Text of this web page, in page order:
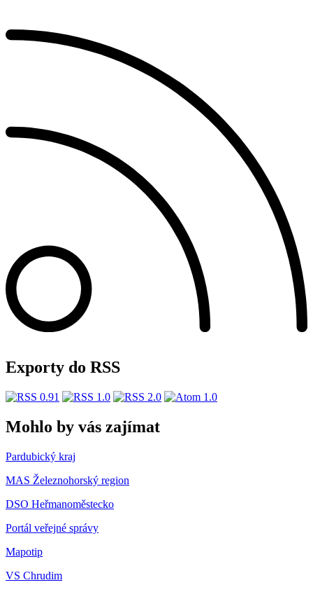
Exporty do RSS
Mohlo by vás zajímat
Pardubický kraj
MAS Železnohorský region
DSO Heřmanoměstecko
Portál veřejné správy
Mapotip
VS Chrudim